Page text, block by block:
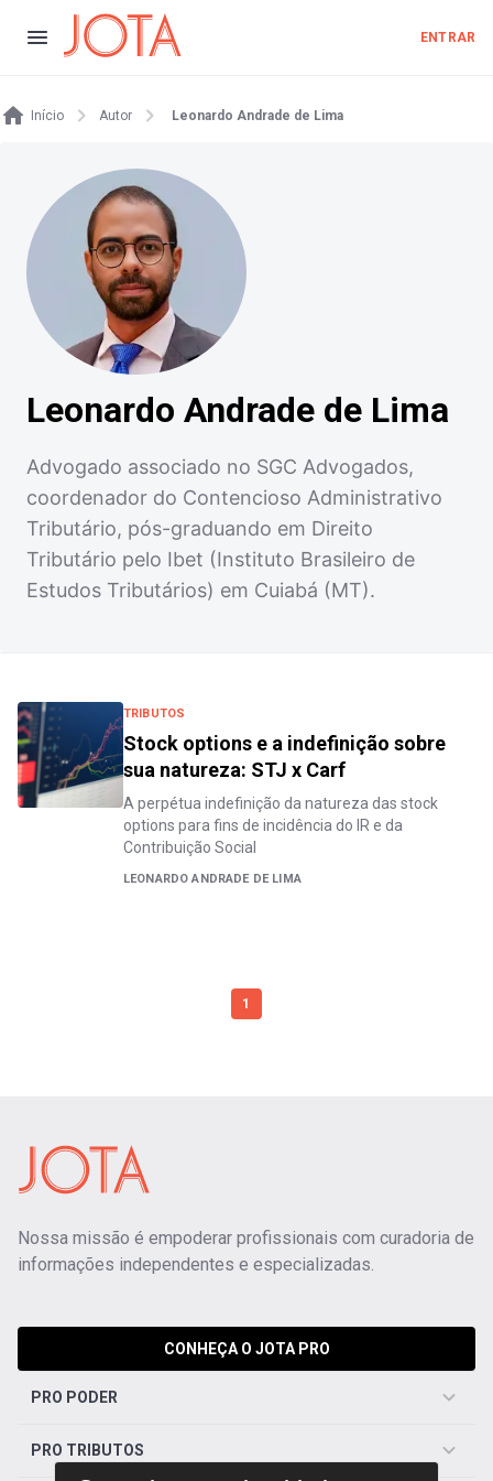
ENTRAR
Início Autor Leonardo Andrade de Lima
Leonardo Andrade de Lima
Advogado associado no SGC Advogados,
coordenador do Contencioso Administrativo
Tributário, pós-graduando em Direito
Tributário pelo Ibet (Instituto Brasileiro de
Estudos Tributários) em Cuiabá (MT).
TRIBUTOS
Stock options e a indefinição sobre
sua natureza: STJ x Carf
A perpétua indefinição da natureza das stock
options para fins de incidência do IR e da
Contribuição Social
LEONARDO ANDRADE DE LIMA
1
Nossa missão é empoderar profissionais com curadoria de
informações independentes e especializadas.
CONHEÇA O JOTA PRO
PRO PODER
PRO TRIBUTOS